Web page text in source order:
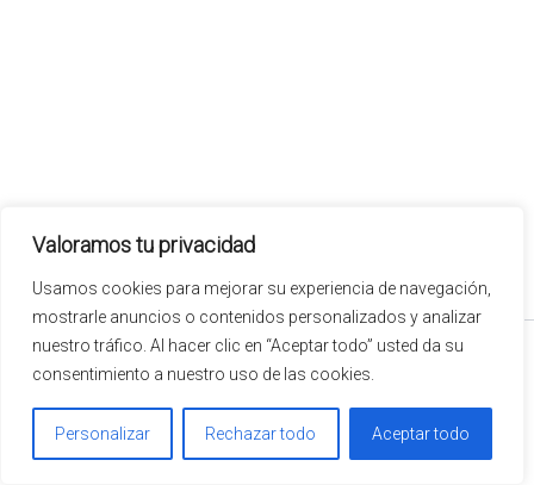
Valoramos tu privacidad
Usamos cookies para mejorar su experiencia de navegación,
mostrarle anuncios o contenidos personalizados y analizar
nuestro tráfico. Al hacer clic en “Aceptar todo” usted da su
consentimiento a nuestro uso de las cookies.
Personalizar Rechazar todo Aceptar todo
© 2026 ENTREMUROS GESTION Y OBRAS | Todos los derechos reservados
Política de privacidad
Política de cookies